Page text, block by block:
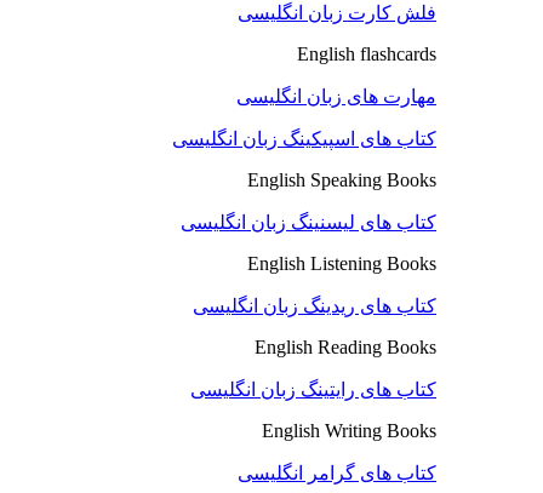
فلش کارت زبان انگلیسی
English flashcards
مهارت های زبان انگلیسی
کتاب های اسپیکینگ زبان انگلیسی
English Speaking Books
کتاب های لیسنینگ زبان انگلیسی
English Listening Books
کتاب های ریدینگ زبان انگلیسی
English Reading Books
کتاب های رایتینگ زبان انگلیسی
English Writing Books
کتاب های گرامر انگلیسی